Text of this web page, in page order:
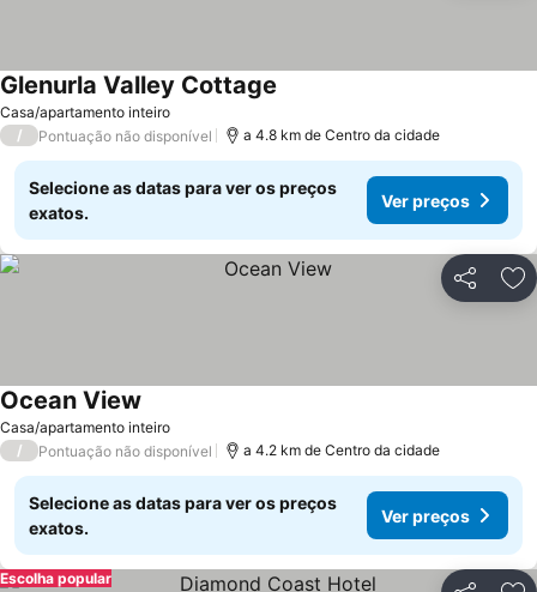
Casa/apartamento inteiro
Glenurla Valley Cottage
/ Pontuação não disponível a 4.8 km de Centro da cidade
Selecione as datas para ver os preços
exatos.
Ver preços
Partilhar
Casa/apartamento inteiro
Ocean View
/ Pontuação não disponível a 4.2 km de Centro da cidade
Selecione as datas para ver os preços
exatos.
Ver preços
Escolha popular